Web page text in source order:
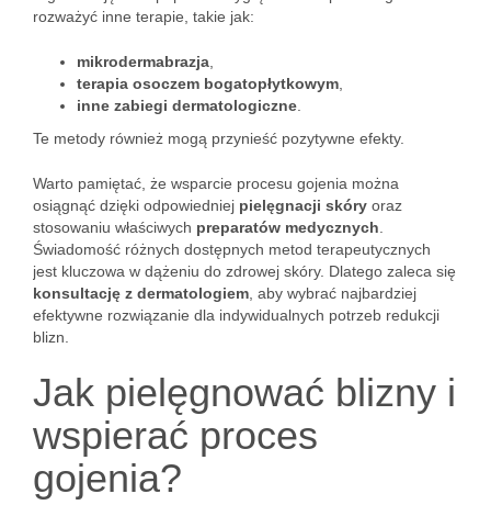
rozważyć inne terapie, takie jak:
mikrodermabrazja
terapia osoczem bogatopłytkowym
inne zabiegi dermatologiczne
Te metody również mogą przynieść pozytywne efekty.
Warto pamiętać, że wsparcie procesu gojenia można
osiągnąć dzięki odpowiedniej pielęgnacji skóry oraz
stosowaniu właściwych preparatów medycznych
Świadomość różnych dostępnych metod terapeutycznych
jest kluczowa w dążeniu do zdrowej skóry. Dlatego zaleca się
konsultację z dermatologiem , aby wybrać najbardziej
efektywne rozwiązanie dla indywidualnych potrzeb redukcji
blizn.
Jak pielęgnować blizny i
wspierać proces
gojenia?